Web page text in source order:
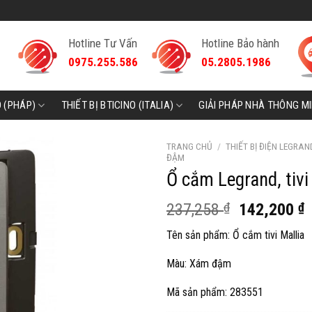
Hotline Tư Vấn
0975.255.586
Hotline Bảo hành
05.2805.1986
(PHÁP) THIẾT BỊ BTICINO (ITALIA) GIẢI PHÁP NHÀ THÔNG
TRANG CHỦ / THIẾT BỊ ĐIỆN
ĐẬM
Ổ cắm Legrand,
237,258₫
Giá
gốc
là:
142,200₫
Tên sản phẩm: Ổ cắm tivi Mallia
Màu: Xám đậm
Mã sản phẩm: 283551